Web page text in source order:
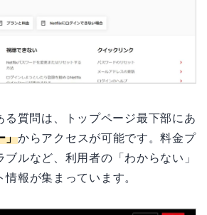
る質問は、トップページ最下部にあ
」からアクセスが可能です。料金プ
ルなど、利用者の「わからない」
報が集まっています。